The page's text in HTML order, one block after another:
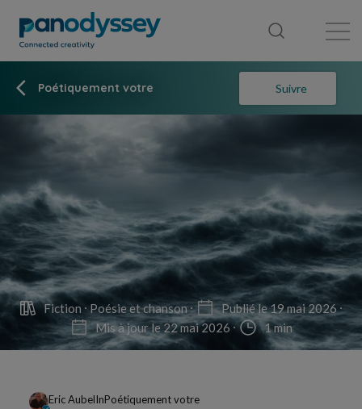
Poétiquement votre Suivre
Fiction Poésie et chanson
Publié le 19 mai 2026
Mis à jour le 22 mai 2026
1 min
Eric AubelInPoétiquement votre